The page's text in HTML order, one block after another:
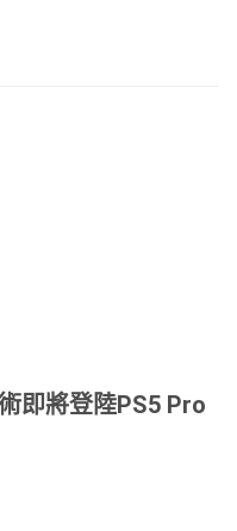
即將登陸PS5 Pro